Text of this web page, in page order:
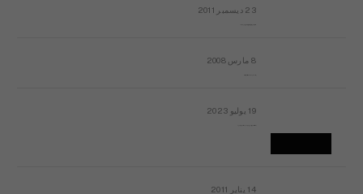
23 ديسمبر 2011
8 مارس 2008
19 يوليو 2023
14 يناير 2011